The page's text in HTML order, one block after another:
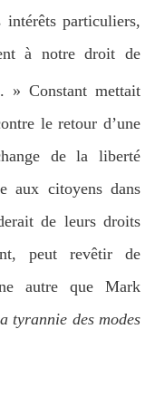
particuliers,
à notre droit de
. » Constant mettait
le retour d’une
de la liberté
aux citoyens dans
de leurs droits
peut revêtir de
autre que Mark
tyrannie des modes